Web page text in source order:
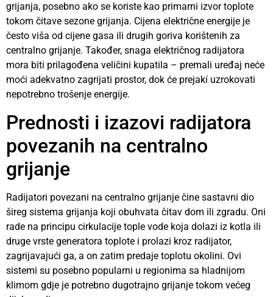
grijanja, posebno ako se koriste kao primarni izvor toplote
tokom čitave sezone grijanja. Cijena električne energije je
često viša od cijene gasa ili drugih goriva korištenih za
centralno grijanje. Također, snaga električnog radijatora
mora biti prilagođena veličini kupatila – premali uređaj neće
moći adekvatno zagrijati prostor, dok će prejakí uzrokovati
nepotrebno trošenje energije.
Prednosti i izazovi radijatora
povezanih na centralno
grijanje
Radijatori povezani na centralno grijanje čine sastavni dio
šireg sistema grijanja koji obuhvata čitav dom ili zgradu. Oni
rade na principu cirkulacije tople vode koja dolazi iz kotla ili
druge vrste generatora toplote i prolazi kroz radijator,
zagrijavajući ga, a on zatim predaje toplotu okolini. Ovi
sistemi su posebno popularni u regionima sa hladnijom
klimom gdje je potrebno dugotrajno grijanje tokom većeg